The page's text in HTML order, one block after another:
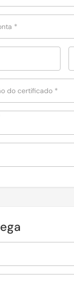
*
do certificado *